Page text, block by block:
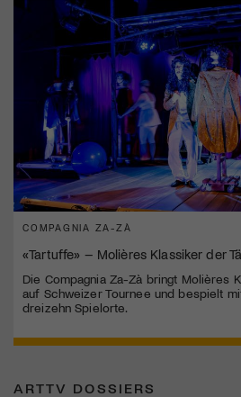
COMPAGNIA ZA-ZÀ
«Tartuffe» – Molières Klassiker der
Die Compagnia Za-Zà bringt Molières
auf Schweizer Tournee und bespielt
dreizehn Spielorte.
ARTTV DOSSIERS